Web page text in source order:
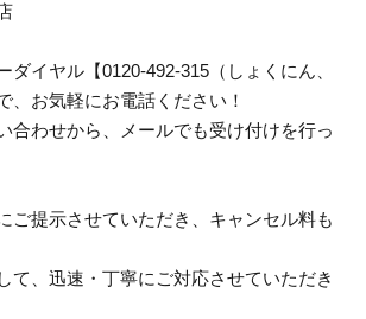
ダイヤル【0120-492-315（しょくにん、
、お気軽にお電話ください！
合わせから、メールでも受け付けを行っ
ご提示させていただき、キャンセル料も
て、迅速・丁寧にご対応させていただき